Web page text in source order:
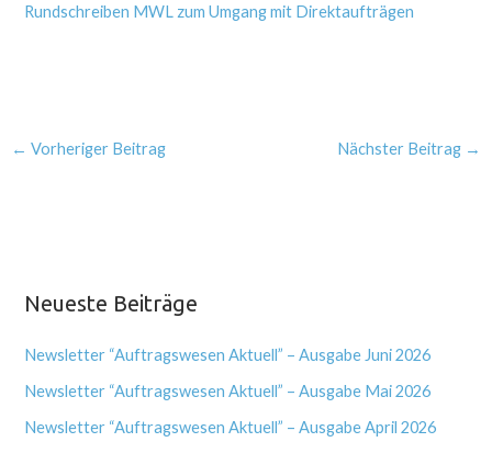
Rundschreiben MWL zum Umgang mit Direktaufträgen
← Vorheriger Beitrag Nächster Beitrag →
Neueste Beiträge
Newsletter “Auftragswesen Aktuell” – Ausgabe Juni 2026
Newsletter “Auftragswesen Aktuell” – Ausgabe Mai 2026
Newsletter “Auftragswesen Aktuell” – Ausgabe April 2026